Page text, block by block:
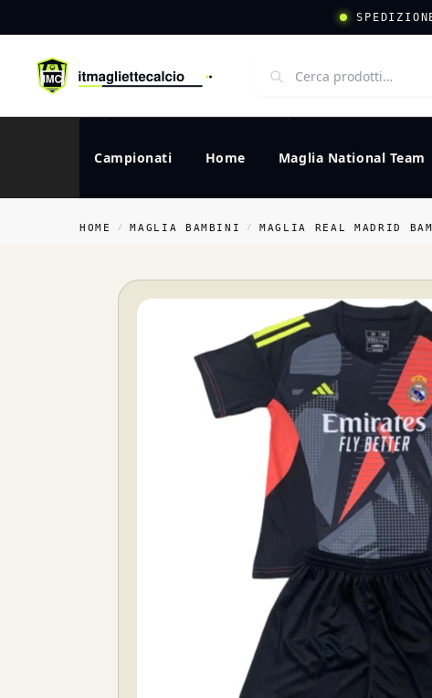
Campionati Home Maglia National Team
HOME / MAGLIA BAMBINI / MAGLIA REAL MADRID